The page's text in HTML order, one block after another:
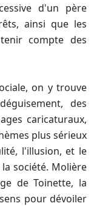
d'un père
ainsi que les
compte des
on y trouve
des
caricaturaux,
plus sérieux
l'illusion, et le
société. Molière
de Toinette, la
pour dévoiler